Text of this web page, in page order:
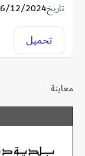
تاريخ12/2024
تحميل
معاينة